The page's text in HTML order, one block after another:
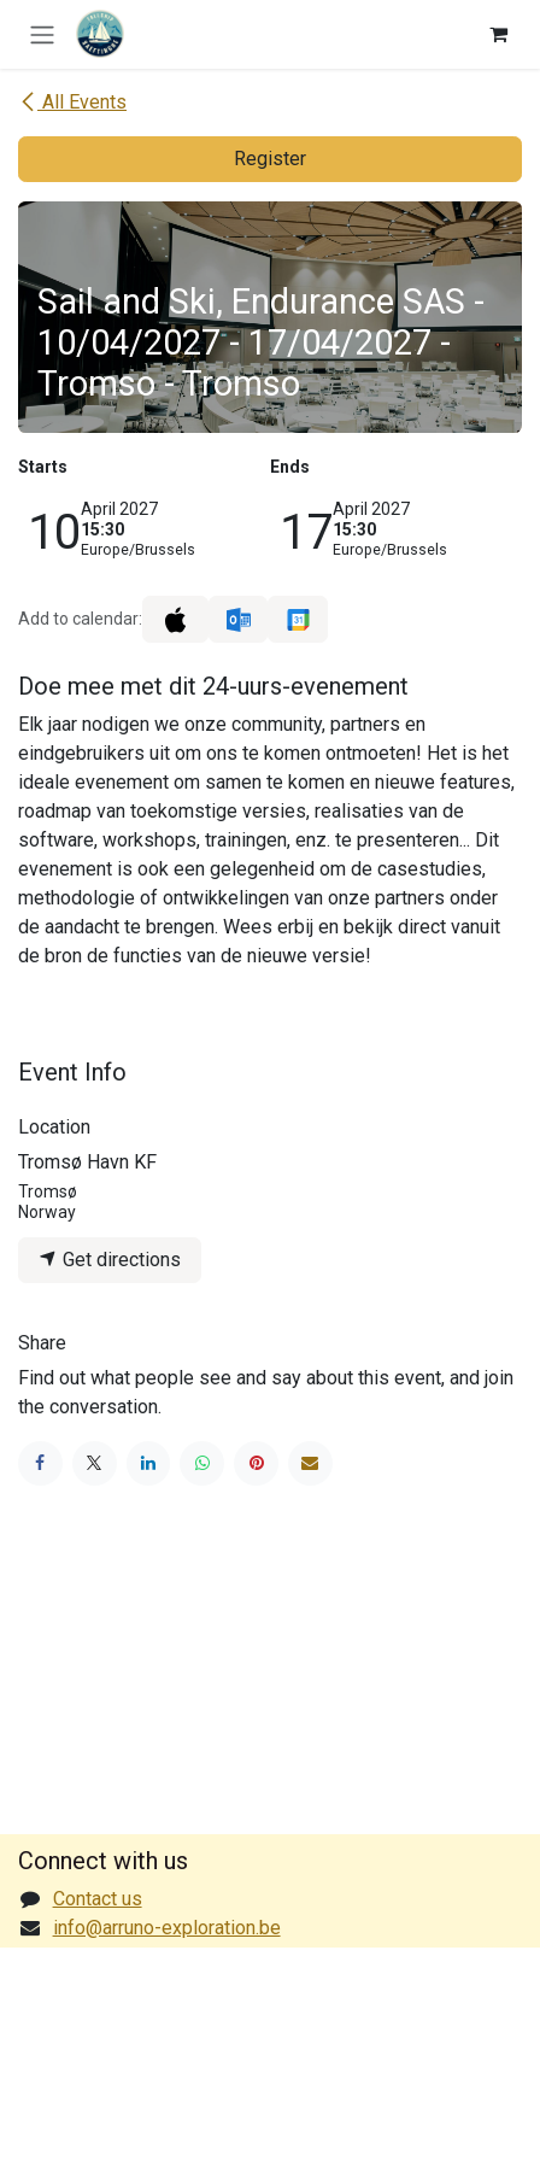
Skip to Content
All Events
Register
Sail and Ski, Endurance SAS -
10/04/2027 - 17/04/2027 -
Tromso - Tromso
Starts
10April 2027
15:30
Europe/Brussels
Ends
17April 2027
15:30
Europe/Brussels
Add to calendar:
Doe mee met dit 24-uurs-evenement
Elk jaar nodigen we onze community, partners en
eindgebruikers uit om ons te komen ontmoeten! Het is het
ideale evenement om samen te komen en nieuwe features,
roadmap van toekomstige versies, realisaties van de
software, workshops, trainingen, enz. te presenteren... Dit
evenement is ook een gelegenheid om de casestudies,
methodologie of ontwikkelingen van onze partners onder
de aandacht te brengen. Wees erbij en bekijk direct vanuit
de bron de functies van de nieuwe versie!
Event Info
Location
Tromsø Havn KF
Tromsø
Norway
Get directions
Share
Find out what people see and say about this event, and join
the conversation.
Connect with us
Contact us
info@arruno-exploration.be